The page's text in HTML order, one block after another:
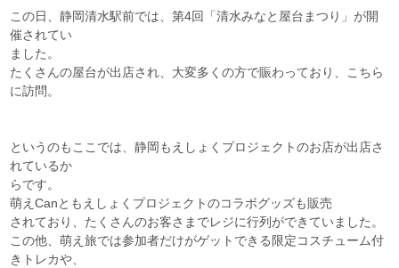
この日、静岡清水駅前では、第4回「清水みなと屋台まつり」が開
催されてい
ました。
たくさんの屋台が出店され、大変多くの方で賑わっており、こちら
に訪問。
というのもここでは、静岡もえしょくプロジェクトのお店が出店さ
れているか
らです。
萌えCanともえしょくプロジェクトのコラボグッズも販売
されており、たくさんのお客さまでレジに行列ができていました。
この他、萌え旅では参加者だけがゲットできる限定コスチューム付
きトレカや、